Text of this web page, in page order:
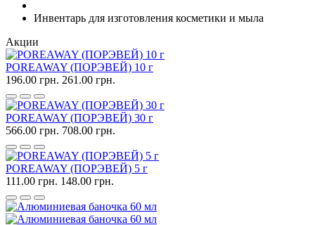
Инвентарь для изготовления косметики и мыла
Акции
POREAWAY (ПОРЭВЕЙ) 10 г
196.00 грн. 261.00 грн.
POREAWAY (ПОРЭВЕЙ) 30 г
566.00 грн. 708.00 грн.
POREAWAY (ПОРЭВЕЙ) 5 г
111.00 грн. 148.00 грн.